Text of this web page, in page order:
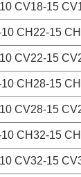
CV18-15
CH22-15
CV22-15
CH28-15
CV28-15
CH32-15
CV32-15